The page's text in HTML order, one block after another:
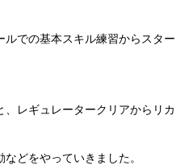
ルでの基本スキル練習からスター
レギュレータークリアからリカ
どをやっていきました。